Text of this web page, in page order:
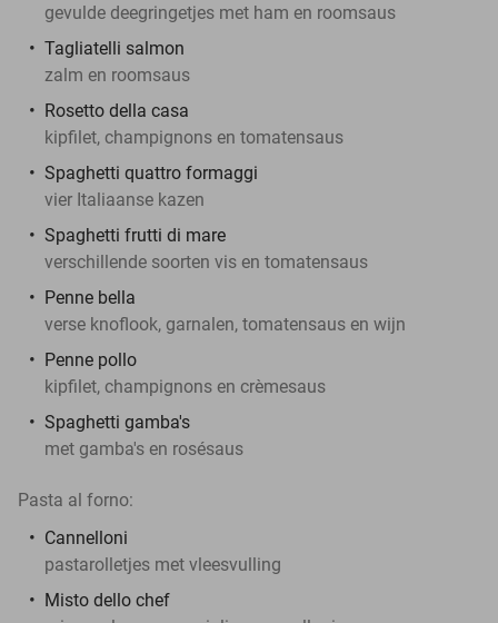
gevulde deegringetjes met ham en roomsaus
Tagliatelli salmon
zalm en roomsaus
Rosetto della casa
kipfilet, champignons en tomatensaus
Spaghetti quattro formaggi
vier Italiaanse kazen
Spaghetti frutti di mare
verschillende soorten vis en tomatensaus
Penne bella
verse knoflook, garnalen, tomatensaus en wijn
Penne pollo
kipfilet, champignons en crèmesaus
Spaghetti gamba's
met gamba's en rosésaus
Pasta al forno:
Cannelloni
pastarolletjes met vleesvulling
Misto dello chef